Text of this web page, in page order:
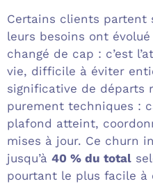
Certains clients partent
leurs besoins ont
changé de cap : c’est
vie, difficile à éviter
significative de départs
purement techniques :
plafond atteint,
mises à jour. Ce churn
jusqu’à 40 % du total
pourtant le plus facile à